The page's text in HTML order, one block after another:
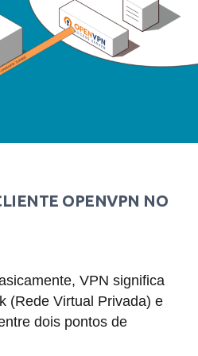
OPENVPN NO
VPN significa
(Rede Virtual Privada) e
dois pontos de